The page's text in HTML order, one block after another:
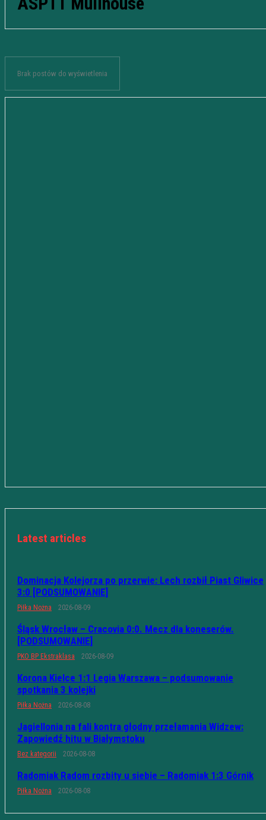
Brak postów do wyświetlenia
Latest articles
Dominacja Kolejorza po przerwie: Lech rozbił Piast Gliwice
3:0 [PODSUMOWANIE]
Piłka Nożna 2026-08-09
Śląsk Wrocław – Cracovia 0:0. Mecz dla koneserów.
[PODSUMOWANIE]
PKO BP Ekstraklasa 2026-08-09
Korona Kielce 1:1 Legia Warszawa – podsumowanie
spotkania 3 kolejki
Piłka Nożna 2026-08-08
Jagiellonia na fali kontra głodny przełamania Widzew:
Zapowiedź hitu w Białymstoku
Bez kategorii 2026-08-08
Radomiak Radom rozbity u siebie – Radomiak 1:3 Górnik
Piłka Nożna 2026-08-08